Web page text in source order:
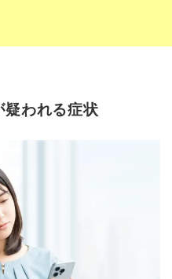
われる症状